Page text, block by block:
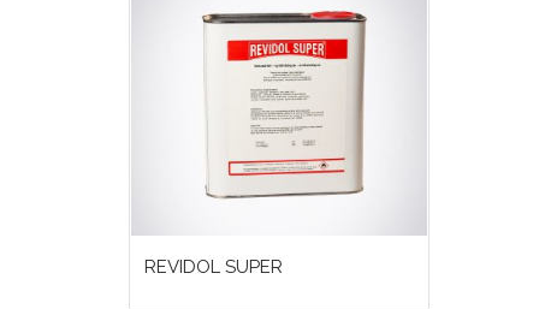
REVIDOL SUPER